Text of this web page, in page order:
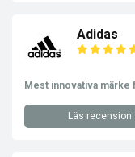
Adidas
Mest innovativa märke
Läs recension